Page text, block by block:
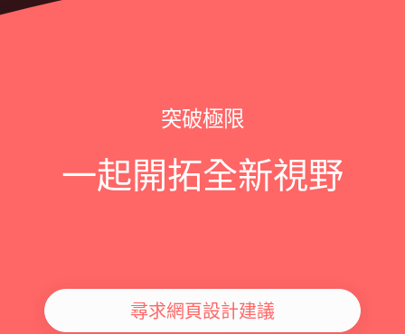
突破極限
一起開拓全新視野
尋求網頁設計建議